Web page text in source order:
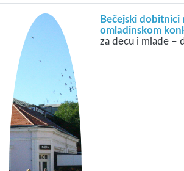
Bečejski
omladinskom
za decu i mlade –